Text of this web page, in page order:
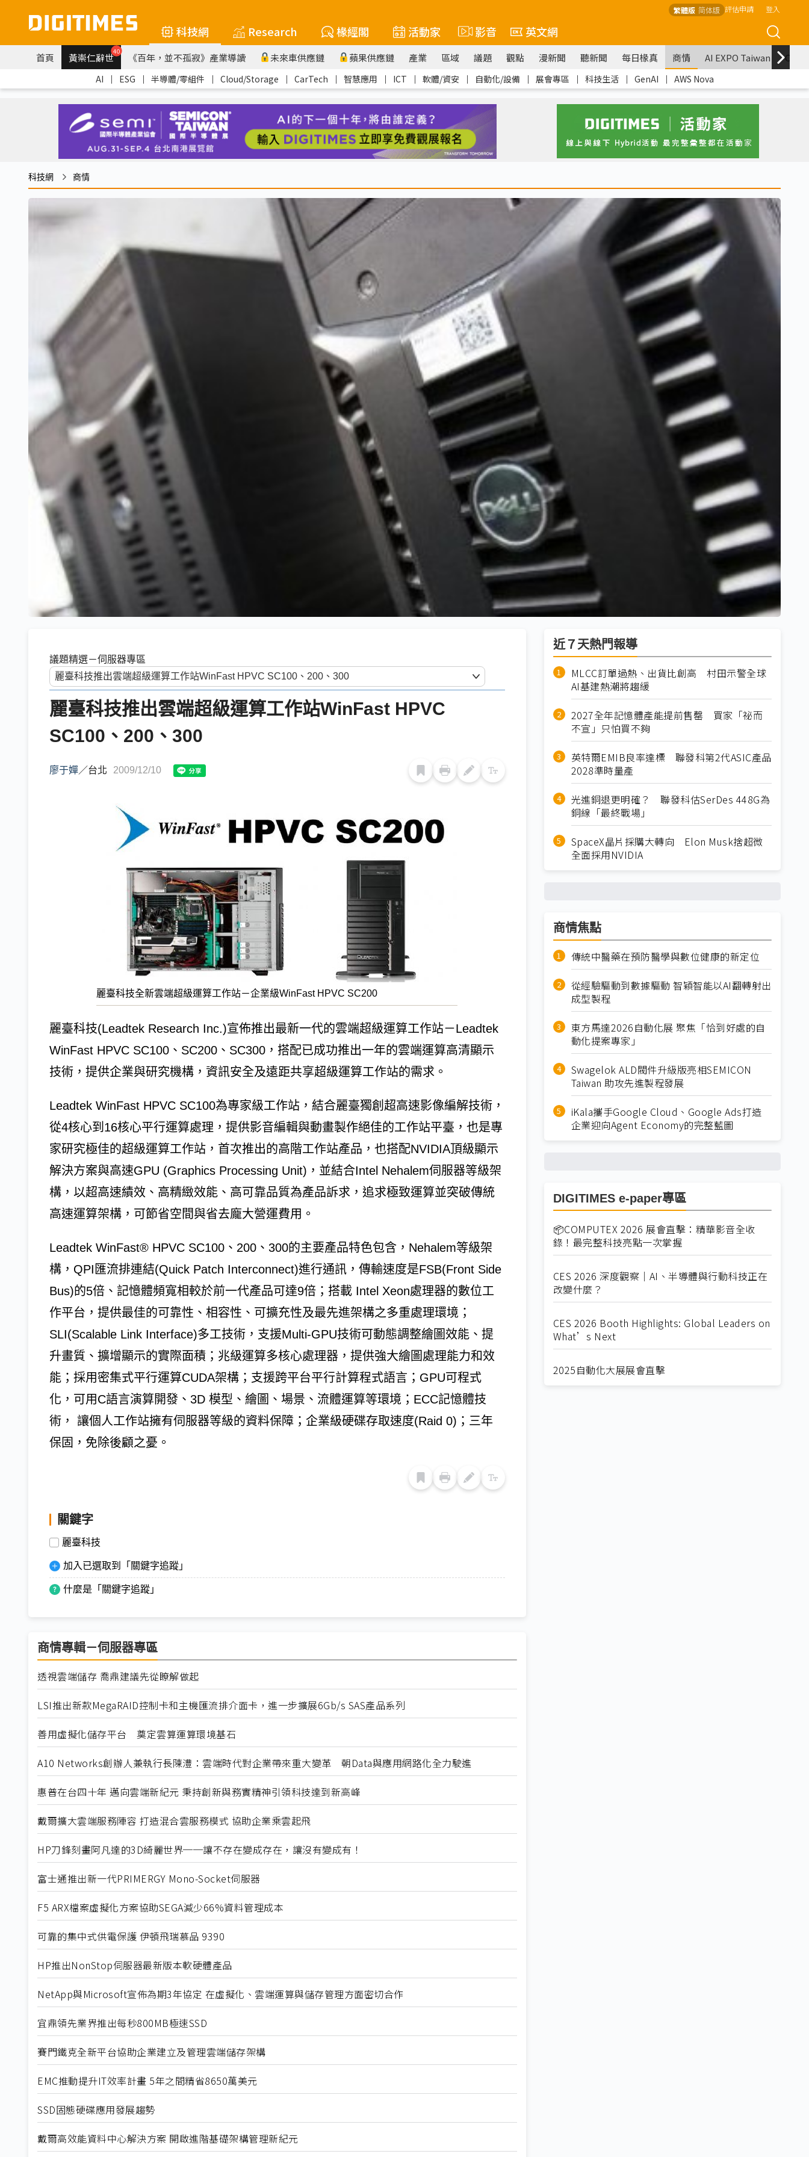
繁體版 简体版 評估申請 登入
科技網 Research 椽經閣 活動家 影音 英文網
首頁 黃崇仁辭世40 《百年，並不孤寂》產業導讀 未來車供應鏈 蘋果供應鏈 產業 區域 議題 觀點 漫新聞 聽新聞 每日椽真 商情 AI EXPO Taiwan
AI ｜ ESG ｜ 半導體/零組件 ｜ Cloud/Storage ｜ CarTech ｜ 智慧應用 ｜ ICT ｜ 軟體/資安 ｜ 自動化/設備 ｜ 展會專區 ｜ 科技生活 ｜ GenAI ｜ AWS Nova
科技網 商情
議題精選－伺服器專區
麗臺科技推出雲端超級運算工作站WinFast HPVC
SC100、200、300
廖于嬋／台北 2009/12/10
麗臺科技全新雲端超級運算工作站－企業級WinFast HPVC SC200
麗臺科技(Leadtek Research Inc.)宣佈推出最新一代的雲端超級運算工作站－Leadtek
WinFast HPVC SC100、SC200、SC300，搭配已成功推出一年的雲端運算高清顯示
技術，提供企業與研究機構，資訊安全及遠距共享超級運算工作站的需求。
Leadtek WinFast HPVC SC100為專家級工作站，結合麗臺獨創超高速影像編解技術，
從4核心到16核心平行運算處理，提供影音編輯與動畫製作絕佳的工作站平臺，也是專
家研究極佳的超級運算工作站，首次推出的高階工作站產品，也搭配NVIDIA頂級顯示
解決方案與高速GPU (Graphics Processing Unit)，並結合Intel Nehalem伺服器等級架
構，以超高速績效、高精緻效能、高可靠品質為產品訴求，追求極致運算並突破傳統
高速運算架構，可節省空間與省去龐大營運費用。
Leadtek WinFast® HPVC SC100、200、300的主要產品特色包含，Nehalem等級架
構，QPI匯流排連結(Quick Patch Interconnect)進行通訊，傳輸速度是FSB(Front Side
Bus)的5倍、記憶體頻寬相較於前一代產品可達9倍；搭載 Intel Xeon處理器的數位工
作平台，提供最佳的可靠性、相容性、可擴充性及最先進架構之多重處理環境；
SLI(Scalable Link Interface)多工技術，支援Multi-GPU技術可動態調整繪圖效能、提
升畫質、擴增顯示的實際面積；兆級運算多核心處理器，提供強大繪圖處理能力和效
能；採用密集式平行運算CUDA架構；支援跨平台平行計算程式語言；GPU可程式
化，可用C語言演算開發、3D 模型、繪圖、場景、流體運算等環境；ECC記憶體技
術， 讓個人工作站擁有伺服器等級的資料保障；企業級硬碟存取速度(Raid 0)；三年
保固，免除後顧之憂。
關鍵字
麗臺科技
加入已選取到「關鍵字追蹤」
什麼是「關鍵字追蹤」
商情專輯－伺服器專區
透視雲端儲存 喬鼎建議先從瞭解做起
LSI推出新款MegaRAID控制卡和主機匯流排介面卡，進一步擴展6Gb/s SAS產品系列
善用虛擬化儲存平台 奠定雲算運算環境基石
A10 Networks創辦人兼執行長陳澧：雲端時代對企業帶來重大變革 朝Data與應用網路化全力駛進
惠普在台四十年 邁向雲端新紀元 秉持創新與務實精神引領科技達到新高峰
戴爾擴大雲端服務陣容 打造混合雲服務模式 協助企業乘雲起飛
HP刀鋒刻畫阿凡達的3D綺麗世界──讓不存在變成存在，讓沒有變成有！
富士通推出新一代PRIMERGY Mono-Socket伺服器
F5 ARX檔案虛擬化方案協助SEGA減少66%資料管理成本
可靠的集中式供電保護 伊頓飛瑞慕品 9390
HP推出NonStop伺服器最新版本軟硬體產品
NetApp與Microsoft宣佈為期3年協定 在虛擬化、雲端運算與儲存管理方面密切合作
宜鼎領先業界推出每秒800MB極速SSD
賽門鐵克全新平台協助企業建立及管理雲端儲存架構
EMC推動提升IT效率計畫 5年之間精省8650萬美元
SSD固態硬碟應用發展趨勢
戴爾高效能資料中心解決方案 開啟進階基礎架構管理新紀元
近７天熱門報導
MLCC訂單過熱、出貨比創高 村田示警全球
AI基建熱潮將趨緩
2027全年記憶體產能提前售罄 買家「祕而
不宣」只怕買不夠
英特爾EMIB良率達標 聯發科第2代ASIC產品
2028準時量產
光進銅退更明確？ 聯發科估SerDes 448G為
銅線「最終戰場」
SpaceX晶片採購大轉向 Elon Musk捨超微
全面採用NVIDIA
商情焦點
傳統中醫藥在預防醫學與數位健康的新定位
從經驗驅動到數據驅動 智穎智能以AI翻轉射出
成型製程
東方馬達2026自動化展 聚焦「恰到好處的自
動化提案專家」
Swagelok ALD閥件升級版亮相SEMICON
Taiwan 助攻先進製程發展
iKala攜手Google Cloud、Google Ads打造
企業迎向Agent Economy的完整藍圖
DIGITIMES e-paper專區
📦COMPUTEX 2026 展會直擊：精華影音全收
錄！最完整科技亮點一次掌握
CES 2026 深度觀察｜AI、半導體與行動科技正在
改變什麼？
CES 2026 Booth Highlights: Global Leaders on
What’s Next
2025自動化大展展會直擊